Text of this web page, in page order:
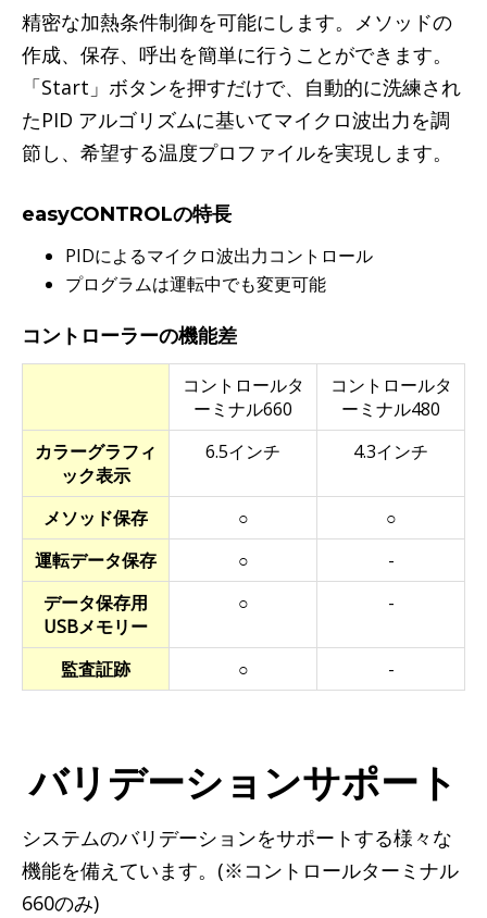
精密な加熱条件制御を可能にします。メソッドの
作成、保存、呼出を簡単に行うことができます。
「Start」ボタンを押すだけで、自動的に洗練され
たPID アルゴリズムに基いてマイクロ波出力を調
節し、希望する温度プロファイルを実現します。
easyCONTROLの特長
PIDによるマイクロ波出力コントロール
プログラムは運転中でも変更可能
コントローラーの機能差
コントロールタ
ーミナル660
コントロールタ
ーミナル480
カラーグラフィ
ック表示
6.5インチ 4.3インチ
メソッド保存 ○
○
運転データ保存
○
-
データ保存用
USBメモリー
○ -
監査証跡 ○ -
バリデーションサポート
システムのバリデーションをサポートする様々な
機能を備えています。(※コントロールターミナル
660のみ)